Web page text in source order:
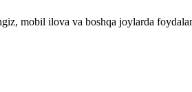
mobil ilova va boshqa joylarda